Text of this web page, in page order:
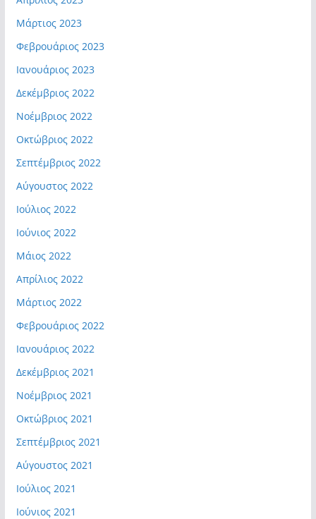
Μάρτιος 2023
Φεβρουάριος 2023
Ιανουάριος 2023
Δεκέμβριος 2022
Νοέμβριος 2022
Οκτώβριος 2022
Σεπτέμβριος 2022
Αύγουστος 2022
Ιούλιος 2022
Ιούνιος 2022
Μάιος 2022
Απρίλιος 2022
Μάρτιος 2022
Φεβρουάριος 2022
Ιανουάριος 2022
Δεκέμβριος 2021
Νοέμβριος 2021
Οκτώβριος 2021
Σεπτέμβριος 2021
Αύγουστος 2021
Ιούλιος 2021
Ιούνιος 2021